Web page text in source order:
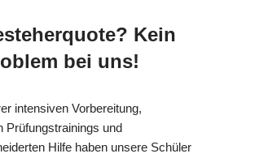
Kein
bei uns!
intensiven Vorbereitung,
Prüfungstrainings und
Hilfe haben unsere Schüler